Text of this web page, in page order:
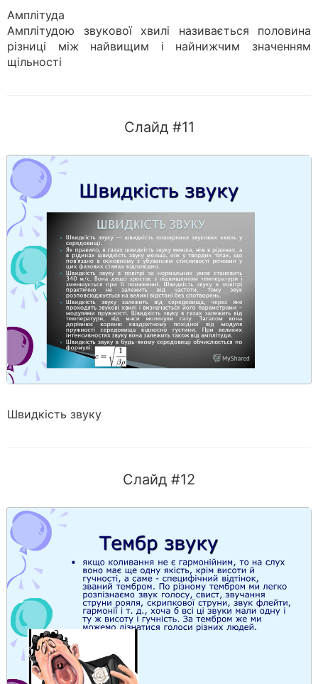
Амплітуда
Амплітудою звукової хвилі називається половина
різниці між найвищим і найнижчим значенням
щільності
Слайд #11
Швидкість звуку
Слайд #12